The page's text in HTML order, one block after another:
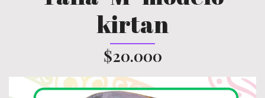
kirtan
$20.000